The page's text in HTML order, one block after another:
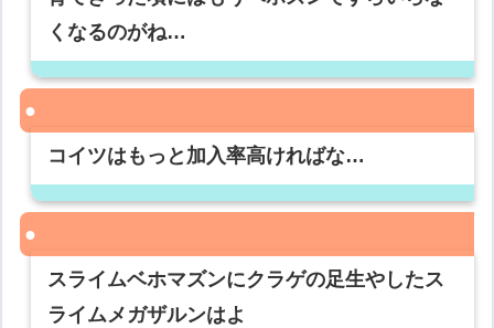
くなるのがね…
コイツはもっと加入率高ければな…
スライムベホマズンにクラゲの足生やしたス
ライムメガザルンはよ